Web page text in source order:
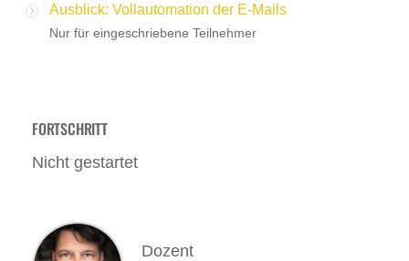
Ausblick: Vollautomation der E-Mails
Nur für eingeschriebene Teilnehmer
FORTSCHRITT
Nicht gestartet
Dozent